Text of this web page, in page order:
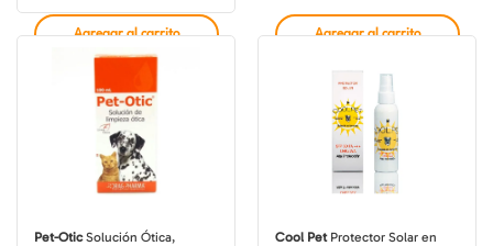
Agregar al carrito Agregar al carrito
Pet-OticSolución Ótica,
Cool PetProtector Solar en